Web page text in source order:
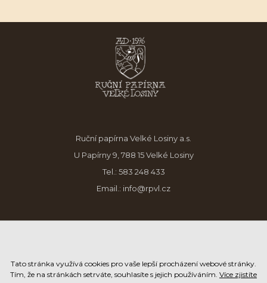
Ruční papírna Velké Losiny a.s.
U Papírny 9, 788 15 Velké Losiny
Tel.: 583 248 433
Email.: info@rpvl.cz
Tato stránka využívá cookies pro vaše lepší procházení webové stránky.
Tím, že na stránkách setrváte, souhlasíte s jejich používáním. Více zjistíte